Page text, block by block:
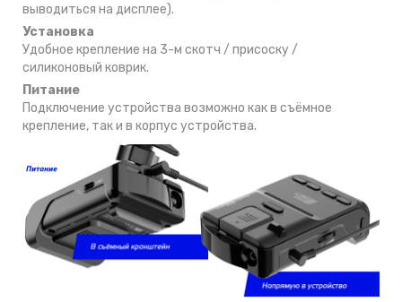
выводиться на дисплее).
Установка
Удобное крепление на 3-м скотч / присоску /
силиконовый коврик.
Питание
Подключение устройства возможно как в съёмное
крепление, так и в корпус устройства.